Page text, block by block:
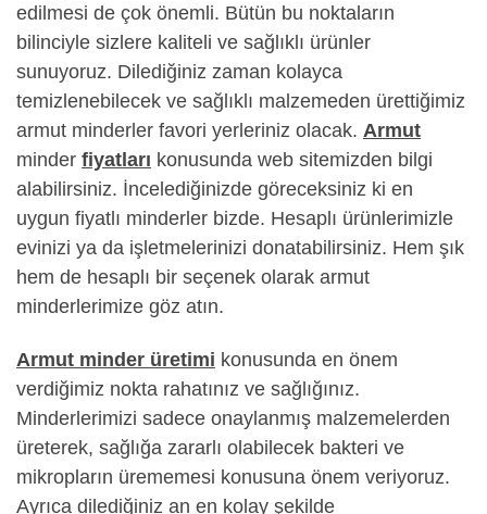
edilmesi de çok önemli. Bütün bu noktaların
bilinciyle sizlere kaliteli ve sağlıklı ürünler
sunuyoruz. Dilediğiniz zaman kolayca
temizlenebilecek ve sağlıklı malzemeden ürettiğimiz
armut minderler favori yerleriniz olacak. Armut
minder fiyatları konusunda web sitemizden bilgi
alabilirsiniz. İncelediğinizde göreceksiniz ki en
uygun fiyatlı minderler bizde. Hesaplı ürünlerimizle
evinizi ya da işletmelerinizi donatabilirsiniz. Hem şık
hem de hesaplı bir seçenek olarak armut
minderlerimize göz atın.
Armut minder üretimi konusunda en önem
verdiğimiz nokta rahatınız ve sağlığınız.
Minderlerimizi sadece onaylanmış malzemelerden
üreterek, sağlığa zararlı olabilecek bakteri ve
mikropların ürememesi konusuna önem veriyoruz.
Ayrıca dilediğiniz an en kolay şekilde